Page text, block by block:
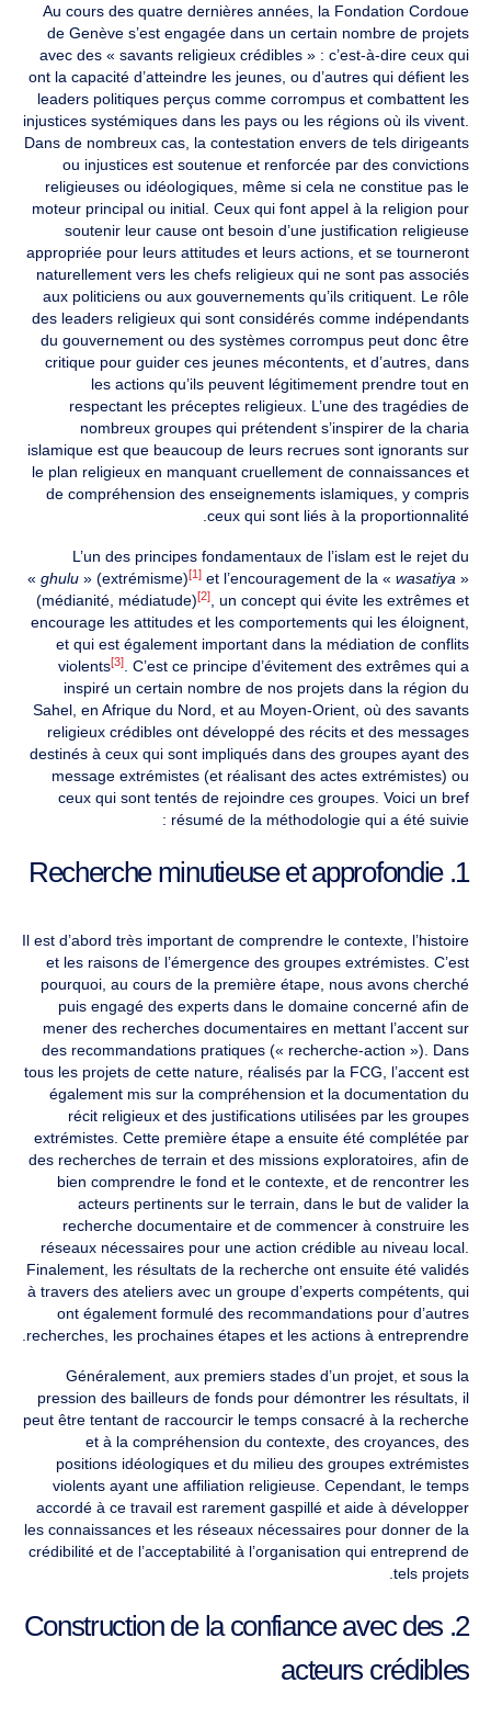
Au cours des quatre dernières années, la Fondation Cordoue
de Genève s’est engagée dans un certain nombre de projets
avec des « savants religieux crédibles » : c’est-à-dire ceux qui
ont la capacité d’atteindre les jeunes, ou d’autres qui défient les
leaders politiques perçus comme corrompus et combattent les
injustices systémiques dans les pays ou les régions où ils vivent.
Dans de nombreux cas, la contestation envers de tels dirigeants
ou injustices est soutenue et renforcée par des convictions
religieuses ou idéologiques, même si cela ne constitue pas le
moteur principal ou initial. Ceux qui font appel à la religion pour
soutenir leur cause ont besoin d’une justification religieuse
appropriée pour leurs attitudes et leurs actions, et se tourneront
naturellement vers les chefs religieux qui ne sont pas associés
aux politiciens ou aux gouvernements qu’ils critiquent. Le rôle
des leaders religieux qui sont considérés comme indépendants
du gouvernement ou des systèmes corrompus peut donc être
critique pour guider ces jeunes mécontents, et d’autres, dans
les actions qu’ils peuvent légitimement prendre tout en
respectant les préceptes religieux. L’une des tragédies de
nombreux groupes qui prétendent s’inspirer de la charia
islamique est que beaucoup de leurs recrues sont ignorants sur
le plan religieux en manquant cruellement de connaissances et
de compréhension des enseignements islamiques, y compris
ceux qui sont liés à la proportionnalité.
L’un des principes fondamentaux de l’islam est le rejet du
« ghulu » (extrémisme)[1] et l’encouragement de la « wasatiya »
(médianité, médiatude)[2], un concept qui évite les extrêmes et
encourage les attitudes et les comportements qui les éloignent,
et qui est également important dans la médiation de conflits
violents[3]. C’est ce principe d’évitement des extrêmes qui a
inspiré un certain nombre de nos projets dans la région du
Sahel, en Afrique du Nord, et au Moyen-Orient, où des savants
religieux crédibles ont développé des récits et des messages
destinés à ceux qui sont impliqués dans des groupes ayant des
message extrémistes (et réalisant des actes extrémistes) ou
ceux qui sont tentés de rejoindre ces groupes. Voici un bref
résumé de la méthodologie qui a été suivie :
1. Recherche minutieuse et approfondie
Il est d’abord très important de comprendre le contexte, l’histoire
et les raisons de l’émergence des groupes extrémistes. C’est
pourquoi, au cours de la première étape, nous avons cherché
puis engagé des experts dans le domaine concerné afin de
mener des recherches documentaires en mettant l’accent sur
des recommandations pratiques (« recherche-action »). Dans
tous les projets de cette nature, réalisés par la FCG, l’accent est
également mis sur la compréhension et la documentation du
récit religieux et des justifications utilisées par les groupes
extrémistes. Cette première étape a ensuite été complétée par
des recherches de terrain et des missions exploratoires, afin de
bien comprendre le fond et le contexte, et de rencontrer les
acteurs pertinents sur le terrain, dans le but de valider la
recherche documentaire et de commencer à construire les
réseaux nécessaires pour une action crédible au niveau local.
Finalement, les résultats de la recherche ont ensuite été validés
à travers des ateliers avec un groupe d’experts compétents, qui
ont également formulé des recommandations pour d’autres
recherches, les prochaines étapes et les actions à entreprendre.
Généralement, aux premiers stades d’un projet, et sous la
pression des bailleurs de fonds pour démontrer les résultats, il
peut être tentant de raccourcir le temps consacré à la recherche
et à la compréhension du contexte, des croyances, des
positions idéologiques et du milieu des groupes extrémistes
violents ayant une affiliation religieuse. Cependant, le temps
accordé à ce travail est rarement gaspillé et aide à développer
les connaissances et les réseaux nécessaires pour donner de la
crédibilité et de l’acceptabilité à l’organisation qui entreprend de
tels projets.
2. Construction de la confiance avec des
acteurs crédibles